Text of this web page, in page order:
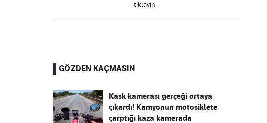
tıklayın
GÖZDEN KAÇMASIN
Kask kamerası gerçeği ortaya
çıkardı! Kamyonun motosiklete
çarptığı kaza kamerada